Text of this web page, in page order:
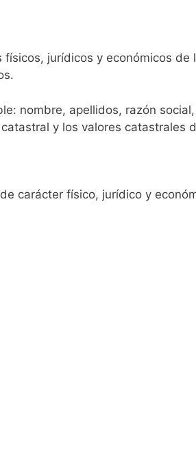
jurídicos y económicos de
nombre, apellidos, razón
y los valores catastrales
carácter físico, jurídico y